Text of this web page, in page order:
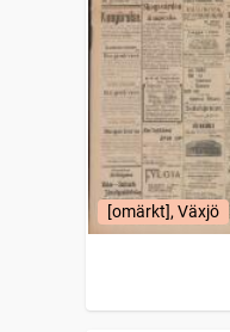
[omärkt], Växjö